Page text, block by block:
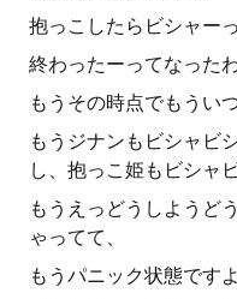
抱っこしたらビシャー
終わったーってなった
もうその時点でもうい
もうジナンもビシャビ
し、抱っこ姫もビシャ
もうえっどうしようど
ゃってて、
もうパニック状態ですよ